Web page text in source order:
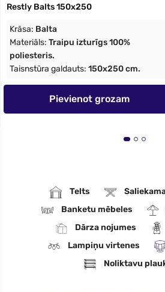
Restly Balts 150x250
Krāsa: Balta
Materiāls: Traipu izturīgs 100%
poliesteris.
Taisnstūra galdauts: 150x250 cm.
Pievienot grozam
Telts
Banketu mēbeles
Dārza nojumes
Lampiņu virtenes
Noliktavu